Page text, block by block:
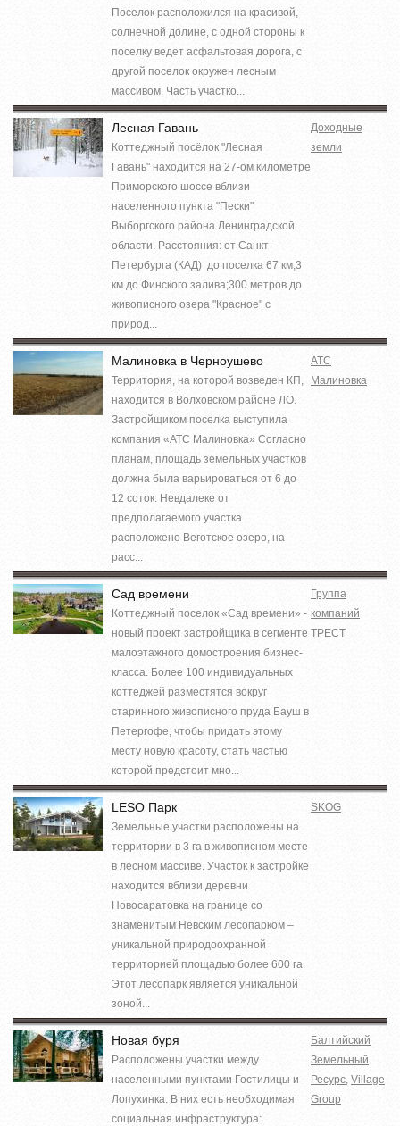
Поселок расположился на красивой,
солнечной долине, с одной стороны к
поселку ведет асфальтовая дорога, с
другой поселок окружен лесным
массивом. Часть участко...
Лесная Гавань
Коттеджный посёлок "Лесная
Гавань" находится на 27-ом километре
Приморского шоссе вблизи
населенного пункта "Пески"
Выборгского района Ленинградской
области. Расстояния: от Санкт-
Петербурга (КАД) до поселка 67 км;3
км до Финского залива;300 метров до
живописного озера "Красное" с
природ...
Доходные
земли
Малиновка в Черноушево
Территория, на которой возведен КП,
находится в Волховском районе ЛО.
Застройщиком поселка выступила
компания «АТС Малиновка» Согласно
планам, площадь земельных участков
должна была варьироваться от 6 до
12 соток. Невдалеке от
предполагаемого участка
расположено Веготское озеро, на
расс...
АТС
Малиновка
Сад времени
Коттеджный поселок «Сад времени» -
новый проект застройщика в сегменте
малоэтажного домостроения бизнес-
класса. Более 100 индивидуальных
коттеджей разместятся вокруг
старинного живописного пруда Бауш в
Петергофе, чтобы придать этому
месту новую красоту, стать частью
которой предстоит мно...
Группа
компаний
ТРЕСТ
LESO Парк
Земельные участки расположены на
территории в 3 га в живописном месте
в лесном массиве. Участок к застройке
находится вблизи деревни
Новосаратовка на границе со
знаменитым Невским лесопарком –
уникальной природоохранной
территорией площадью более 600 га.
Этот лесопарк является уникальной
зоной...
SKOG
Новая буря
Расположены участки между
населенными пунктами Гостилицы и
Лопухинка. В них есть необходимая
социальная инфраструктура:
Балтийский
Земельный
Ресурс Village
Group